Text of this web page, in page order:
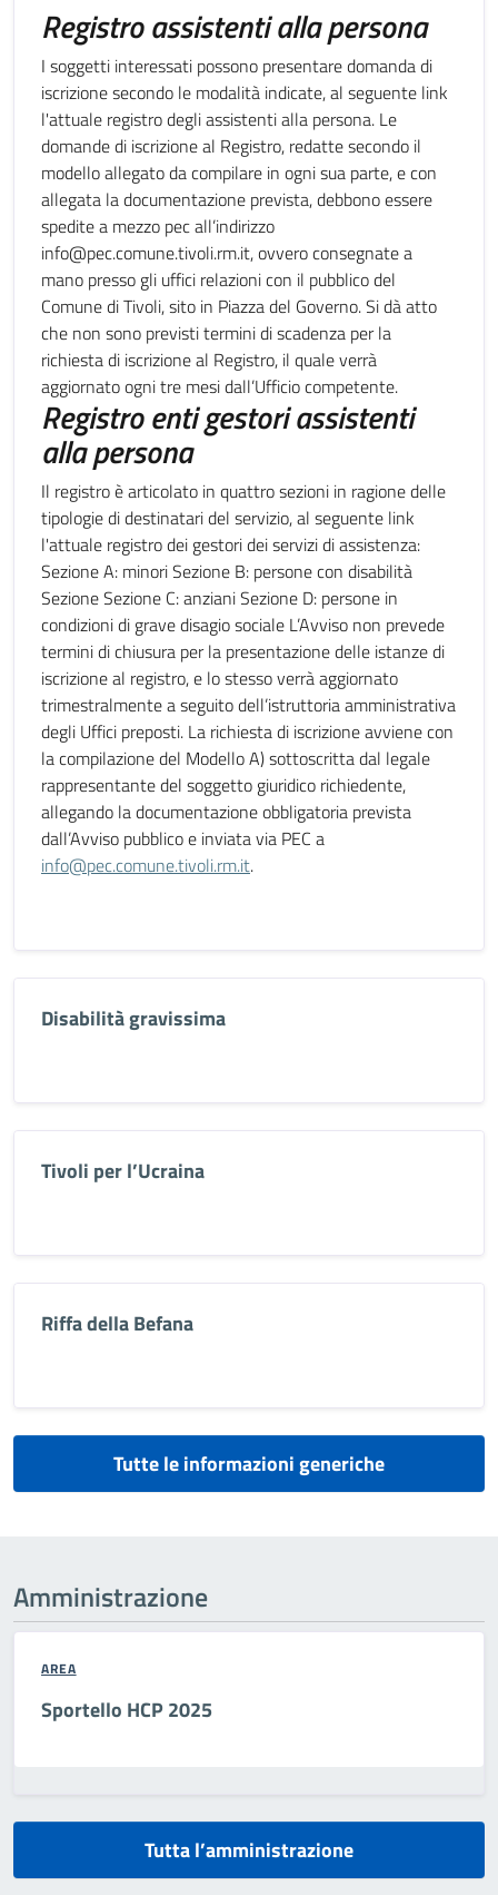
Registro assistenti alla persona
I soggetti interessati possono presentare domanda di
iscrizione secondo le modalità indicate, al seguente link
l'attuale registro degli assistenti alla persona. Le
domande di iscrizione al Registro, redatte secondo il
modello allegato da compilare in ogni sua parte, e con
allegata la documentazione prevista, debbono essere
spedite a mezzo pec all’indirizzo
info@pec.comune.tivoli.rm.it, ovvero consegnate a
mano presso gli uffici relazioni con il pubblico del
Comune di Tivoli, sito in Piazza del Governo. Si dà atto
che non sono previsti termini di scadenza per la
richiesta di iscrizione al Registro, il quale verrà
aggiornato ogni tre mesi dall’Ufficio competente.
Registro enti gestori assistenti
alla persona
Il registro è articolato in quattro sezioni in ragione delle
tipologie di destinatari del servizio, al seguente link
l'attuale registro dei gestori dei servizi di assistenza:
Sezione A: minori Sezione B: persone con disabilità
Sezione Sezione C: anziani Sezione D: persone in
condizioni di grave disagio sociale L’Avviso non prevede
termini di chiusura per la presentazione delle istanze di
iscrizione al registro, e lo stesso verrà aggiornato
trimestralmente a seguito dell’istruttoria amministrativa
degli Uffici preposti. La richiesta di iscrizione avviene con
la compilazione del Modello A) sottoscritta dal legale
rappresentante del soggetto giuridico richiedente,
allegando la documentazione obbligatoria prevista
dall’Avviso pubblico e inviata via PEC a
info@pec.comune.tivoli.rm.it.
Disabilità gravissima
Tivoli per l’Ucraina
Riffa della Befana
Tutte le informazioni generiche
Amministrazione
AREA
Sportello HCP 2025
Tutta l’amministrazione